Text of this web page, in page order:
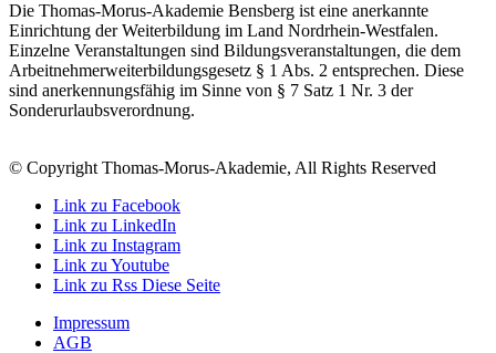
Die Thomas-Morus-Akademie Bensberg ist eine anerkannte
Einrichtung der Weiterbildung im Land Nordrhein-Westfalen.
Einzelne Veranstaltungen sind Bildungsveranstaltungen, die dem
Arbeitnehmerweiterbildungsgesetz § 1 Abs. 2 entsprechen. Diese
sind anerkennungsfähig im Sinne von § 7 Satz 1 Nr. 3 der
Sonderurlaubsverordnung.
© Copyright Thomas-Morus-Akademie, All Rights Reserved
Link zu Facebook
Link zu LinkedIn
Link zu Instagram
Link zu Youtube
Link zu Rss Diese Seite
Impressum
AGB